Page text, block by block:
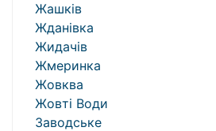
Жашків
Жданівка
Жидачів
Жмеринка
Жовква
Жовті Води
Заводське